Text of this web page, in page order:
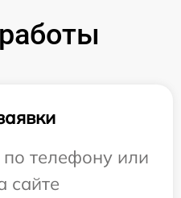
телефону или
сайте